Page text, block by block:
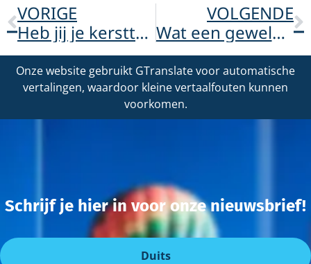
VORIGE
Heb jij je kersttrui al uit de kast gehaald?
VOLGENDE
Wat een geweldige (dart)middag!
Onze website gebruikt GTranslate voor automatische
vertalingen, waardoor kleine vertaalfouten kunnen
voorkomen.
Schrijf je hier in voor onze nieuwsbrief!
Duits